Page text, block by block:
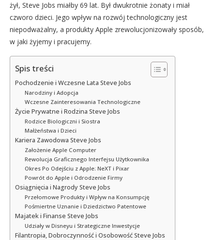
żył, Steve Jobs miałby 69 lat. Był dwukrotnie żonaty i miał
czworo dzieci. Jego wpływ na rozwój technologiczny jest
niepodważalny, a produkty Apple zrewolucjonizowały sposób,
w jaki żyjemy i pracujemy.
Spis treści
Pochodzenie i Wczesne Lata Steve Jobs
Narodziny i Adopcja
Wczesne Zainteresowania Technologiczne
Życie Prywatne i Rodzina Steve Jobs
Rodzice Biologiczni i Siostra
Małżeństwa i Dzieci
Kariera Zawodowa Steve Jobs
Założenie Apple Computer
Rewolucja Graficznego Interfejsu Użytkownika
Okres Po Odejściu z Apple: NeXT i Pixar
Powrót do Apple i Odrodzenie Firmy
Osiągnięcia i Nagrody Steve Jobs
Przełomowe Produkty i Wpływ na Konsumpcję
Pośmiertne Uznanie i Dziedzictwo Patentowe
Majatek i Finanse Steve Jobs
Udziały w Disneyu i Strategiczne Inwestycje
Filantropia, Dobroczynność i Osobowość Steve Jobs